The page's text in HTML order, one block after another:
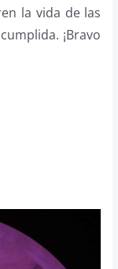
la vida de las
¡Bravo